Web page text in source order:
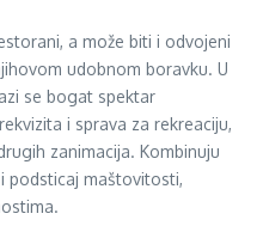
a može biti i odvojeni
udobnom boravku. U
se bogat spektar
i sprava za rekreaciju,
zanimacija. Kombinuju
podsticaj maštovitosti,